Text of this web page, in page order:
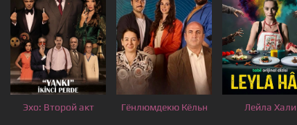
Эхо: Второй акт Гёнлюмдекю Кёльн Лейла Хали